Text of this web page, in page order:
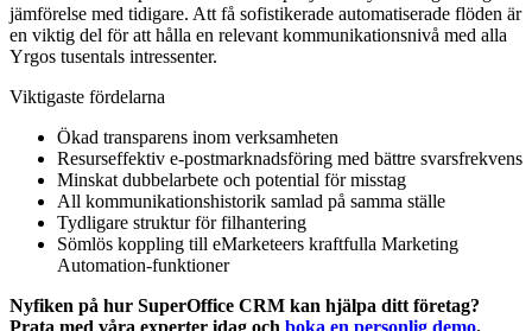
jämförelse med tidigare. Att få sofistikerade automatiserade flöden är
en viktig del för att hålla en relevant kommunikationsnivå med alla
Yrgos tusentals intressenter.
Viktigaste fördelarna
Ökad transparens inom verksamheten
Resurseffektiv e-postmarknadsföring med bättre svarsfrekvens
Minskat dubbelarbete och potential för misstag
All kommunikationshistorik samlad på samma ställe
Tydligare struktur för filhantering
Sömlös koppling till eMarketeers kraftfulla Marketing
Automation-funktioner
Nyfiken på hur SuperOffice CRM kan hjälpa ditt företag?